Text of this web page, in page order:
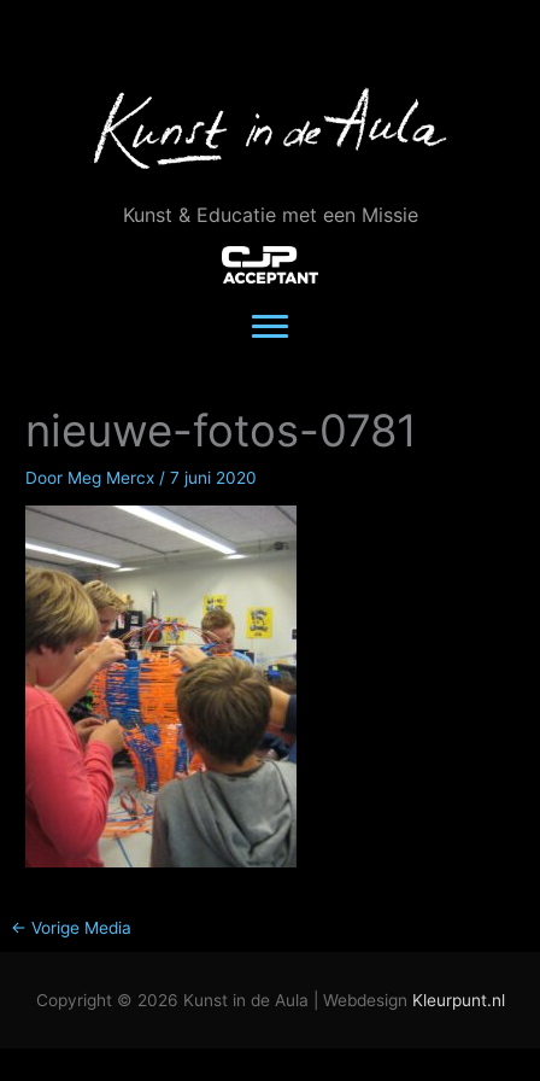
Kunst & Educatie met een Missie
nieuwe-fotos-0781
Door Meg Mercx /7 juni 2020
← Vorige Media
Copyright © 2026 Kunst in de Aula | Webdesign Kleurpunt.nl